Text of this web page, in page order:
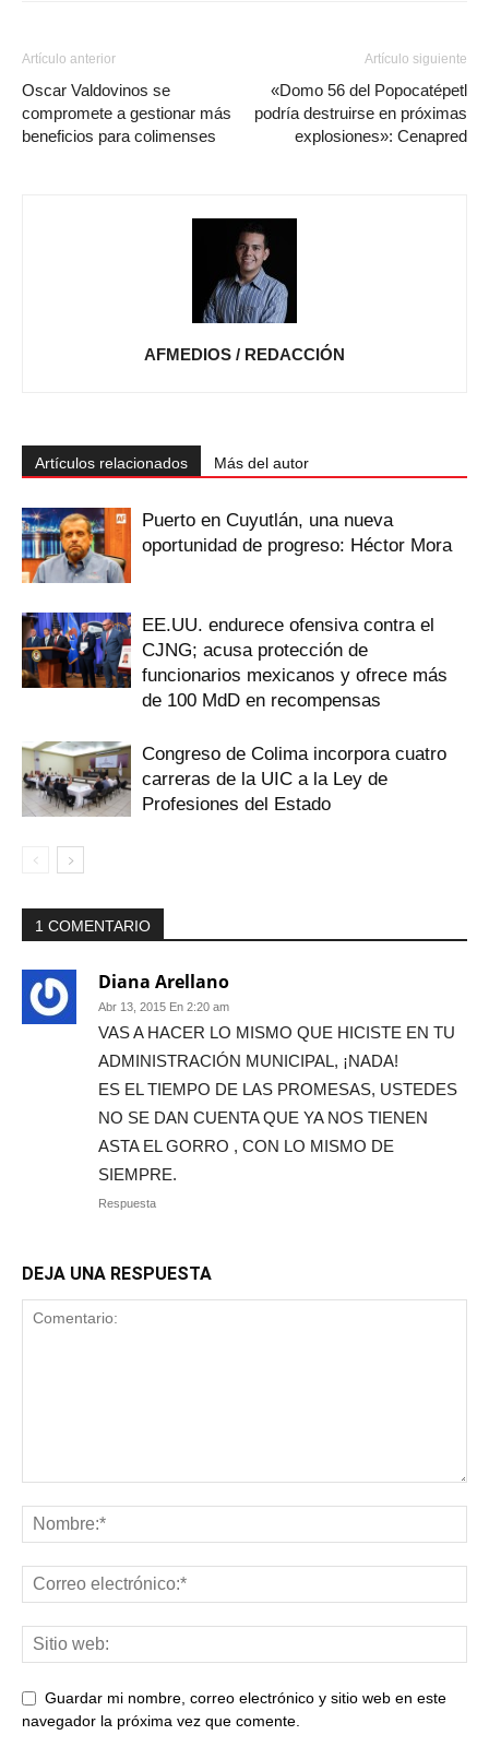
Artículo anterior
Oscar Valdovinos se
compromete a gestionar más
beneficios para colimenses
Artículo siguiente
«Domo 56 del Popocatépetl
podría destruirse en próximas
explosiones»: Cenapred
AFMEDIOS / REDACCIÓN
Artículos relacionados Más del autor
Puerto en Cuyutlán, una nueva
oportunidad de progreso: Héctor Mora
EE.UU. endurece ofensiva contra el
CJNG; acusa protección de
funcionarios mexicanos y ofrece más
de 100 MdD en recompensas
Congreso de Colima incorpora cuatro
carreras de la UIC a la Ley de
Profesiones del Estado
1 COMENTARIO
Diana Arellano
Abr 13, 2015 En 2:20 am
VAS A HACER LO MISMO QUE HICISTE EN TU
ADMINISTRACIÓN MUNICIPAL, ¡NADA!
ES EL TIEMPO DE LAS PROMESAS, USTEDES
NO SE DAN CUENTA QUE YA NOS TIENEN
ASTA EL GORRO , CON LO MISMO DE
SIEMPRE.
Respuesta
DEJA UNA RESPUESTA
Guardar mi nombre, correo electrónico y sitio web en este
navegador la próxima vez que comente.